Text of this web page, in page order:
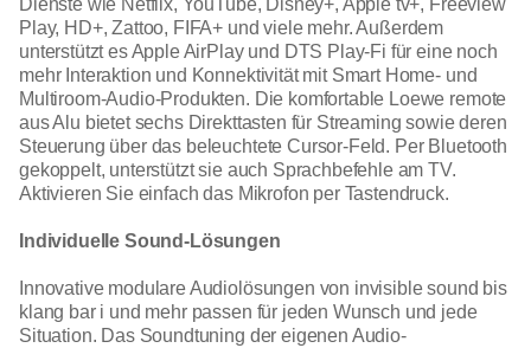
Dienste wie Netflix, YouTube, Disney+, Apple tv+, Freeview
Play, HD+, Zattoo, FIFA+ und viele mehr. Außerdem
unterstützt es Apple AirPlay und DTS Play-Fi für eine noch
mehr Interaktion und Konnektivität mit Smart Home- und
Multiroom-Audio-Produkten. Die komfortable Loewe remote
aus Alu bietet sechs Direkttasten für Streaming sowie deren
Steuerung über das beleuchtete Cursor-Feld. Per Bluetooth
gekoppelt, unterstützt sie auch Sprachbefehle am TV.
Aktivieren Sie einfach das Mikrofon per Tastendruck.
Individuelle Sound-Lösungen
Innovative modulare Audiolösungen von invisible sound bis
klang bar i und mehr passen für jeden Wunsch und jede
Situation. Das Soundtuning der eigenen Audio-